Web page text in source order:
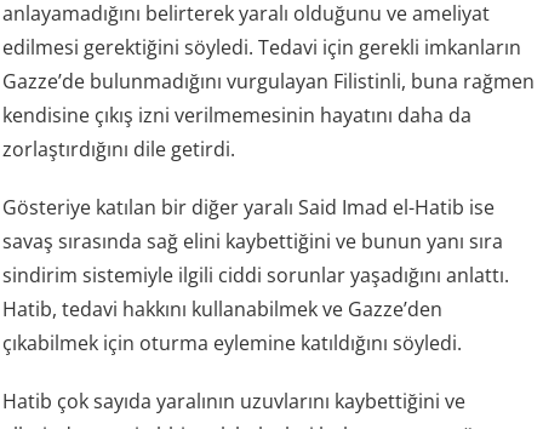
anlayamadığını belirterek yaralı olduğunu ve ameliyat
edilmesi gerektiğini söyledi. Tedavi için gerekli imkanların
Gazze’de bulunmadığını vurgulayan Filistinli, buna rağmen
kendisine çıkış izni verilmemesinin hayatını daha da
zorlaştırdığını dile getirdi.
Gösteriye katılan bir diğer yaralı Said Imad el-Hatib ise
savaş sırasında sağ elini kaybettiğini ve bunun yanı sıra
sindirim sistemiyle ilgili ciddi sorunlar yaşadığını anlattı.
Hatib, tedavi hakkını kullanabilmek ve Gazze’den
çıkabilmek için oturma eylemine katıldığını söyledi.
Hatib çok sayıda yaralının uzuvlarını kaybettiğini ve